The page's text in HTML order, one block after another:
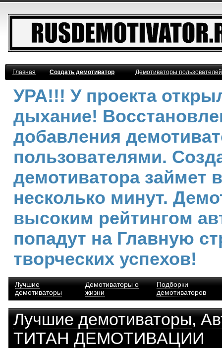
Главная Создать демотиватор Демотиваторы
УРА!!! У проекта
дыхание!
добавления
пользователями.
демотиватора займет
несколько минут.
высоким рейтингом
попадут на Главную
творческих успехов!
Лучшие
демотиваторы
Демотиваторы о
жизни
Подборки
демотиваторов
Лучшие демотиваторы,
ТИТАН ДЕМОТИВАЦИИ